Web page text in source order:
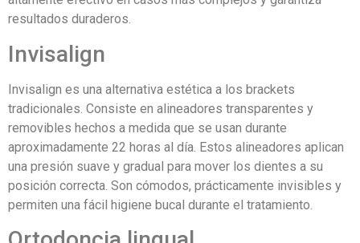
resultados duraderos.
Invisalign
Invisalign es una alternativa estética a los brackets
tradicionales. Consiste en alineadores transparentes y
removibles hechos a medida que se usan durante
aproximadamente 22 horas al día. Estos alineadores aplican
una presión suave y gradual para mover los dientes a su
posición correcta. Son cómodos, prácticamente invisibles y
permiten una fácil higiene bucal durante el tratamiento.